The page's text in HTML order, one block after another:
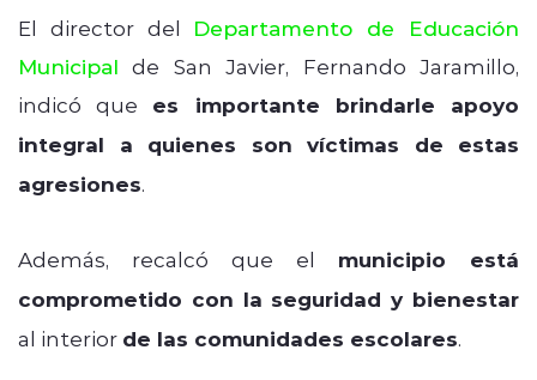
El director del Departamento de Educación
Municipal de San Javier, Fernando Jaramillo,
indicó que es importante brindarle apoyo
integral a quienes son víctimas de estas
agresiones.
Además, recalcó que el municipio está
comprometido con la seguridad y bienestar
al interior de las comunidades escolares.